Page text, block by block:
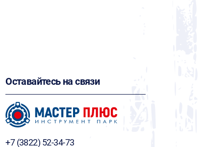
Оставайтесь на связи
+7 (3822) 52-34-73